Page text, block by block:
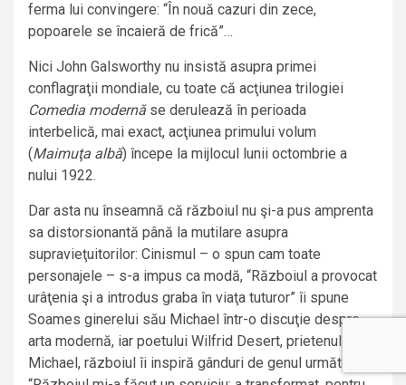
ferma lui convingere: “În nouă cazuri din zece,
popoarele se încaieră de frică”…
Nici John Galsworthy nu insistă asupra primei
conflagraţii mondiale, cu toate că acţiunea trilogiei
Comedia modernăse derulează în perioada
interbelică, mai exact, acţiunea primului volum
(Maimuţa albă) începe la mijlocul lunii octombrie a
nului 1922.
Dar asta nu înseamnă că războiul nu şi-a pus amprenta
sa distorsionantă până la mutilare asupra
supravieţuitorilor: Cinismul – o spun cam toate
personajele – s-a impus ca modă, “Războiul a provocat
urâţenia şi a introdus graba în viaţa tuturor” îi spune
Soames ginerelui său Michael într-o discuţie despre
arta modernă, iar poetului Wilfrid Desert, prietenul lui
Michael, războiul îi inspiră gânduri de genul următor: